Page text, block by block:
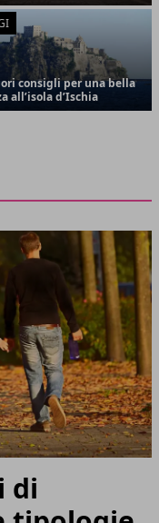
consigli per una bella
all’isola d’Ischia
di